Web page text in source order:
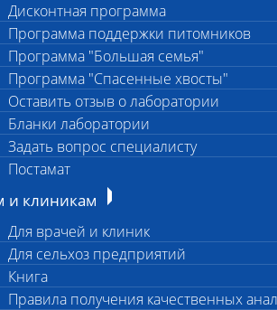
Дисконтная программа
Программа поддержки питомников
Программа "Большая семья"
Программа "Спасенные хвосты"
Оставить отзыв о лаборатории
Бланки лаборатории
Задать вопрос специалисту
Постамат
и клиникам
Для врачей и клиник
Для сельхоз предприятий
Книга
Правила получения качественных
*